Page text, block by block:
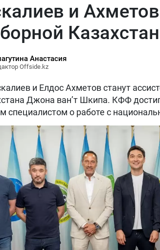
и
Анастасия
Offside.kz
и Елдос Ахметов станут
Джона ван’т Шкипа. КФФ
специалистом о работе с